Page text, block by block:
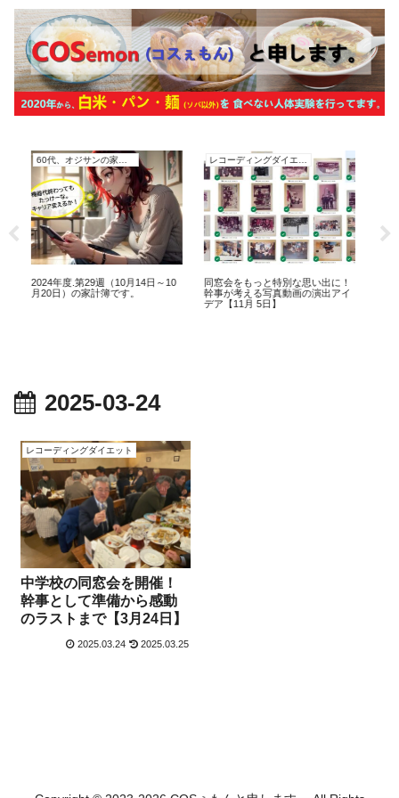
10月14日～10
同窓会をもっと特別な思い出に！
幹事が考える写真動画の演出アイ
レコーディングダイエット
仕事を辞めてからの体重増加
ルーベリー冷凍保存【9月29
2025-03-24
レコーディングダイエット
中学校の同窓会を開催！
幹事として準備から感動
のラストまで【3月24日】
2025.03.24 2025.03.25